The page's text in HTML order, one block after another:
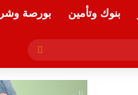
بنوك وتأمين بورصة
بحث
عن